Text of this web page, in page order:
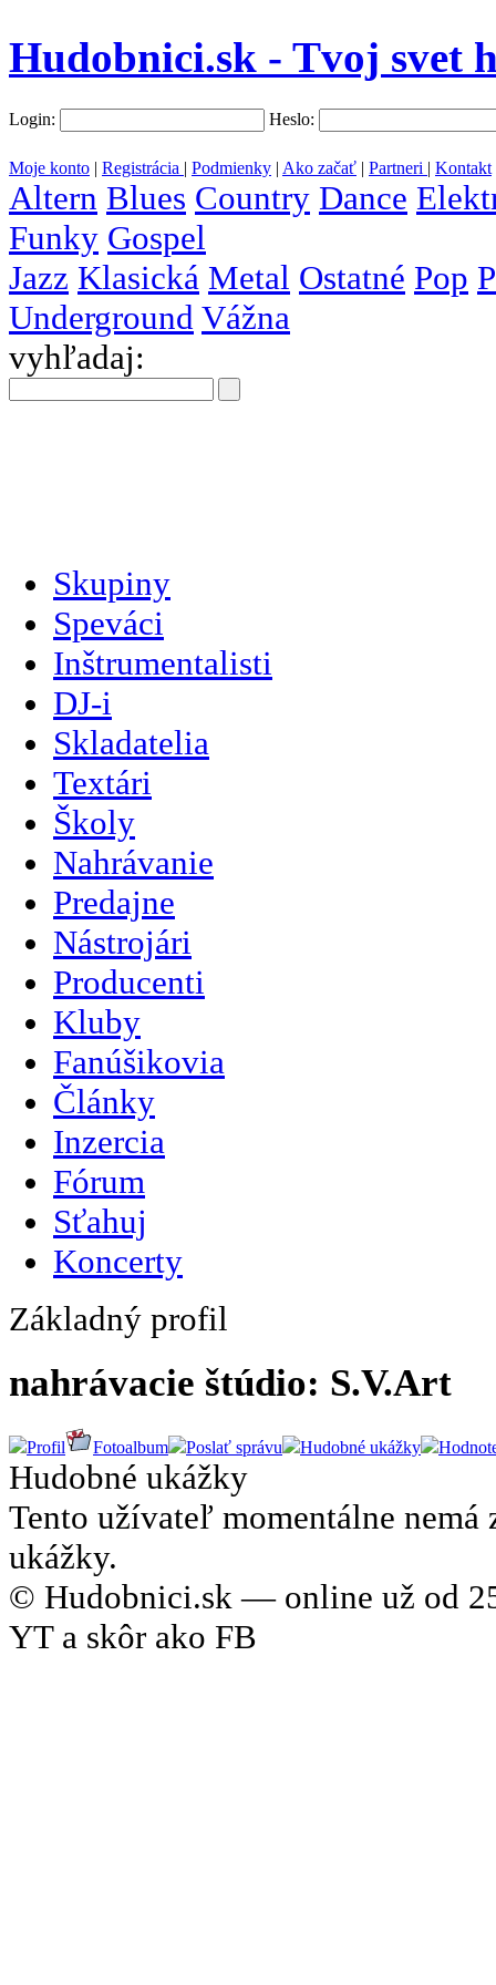
Hudobnici.sk - Tvoj svet
Login: Heslo:
Moje konto | Registrácia | Podmienky | Ako začať | Partneri | Kontakt
Altern Blues Country Dance
Funky Gospel
Jazz Klasická Metal Ostatné Pop
Underground Vážna
vyhľadaj:
Skupiny
Speváci
Inštrumentalisti
DJ-i
Skladatelia
Textári
Školy
Nahrávanie
Predajne
Nástrojári
Producenti
Kluby
Fanúšikovia
Články
Inzercia
Fórum
Sťahuj
Koncerty
Základný profil
nahrávacie štúdio: S.V.Art
Profil Fotoalbum Poslať správu Hudobné ukážky
Hudobné ukážky
Tento užívateľ momentálne nemá
ukážky.
© Hudobnici.sk — online už od
YT a skôr ako FB